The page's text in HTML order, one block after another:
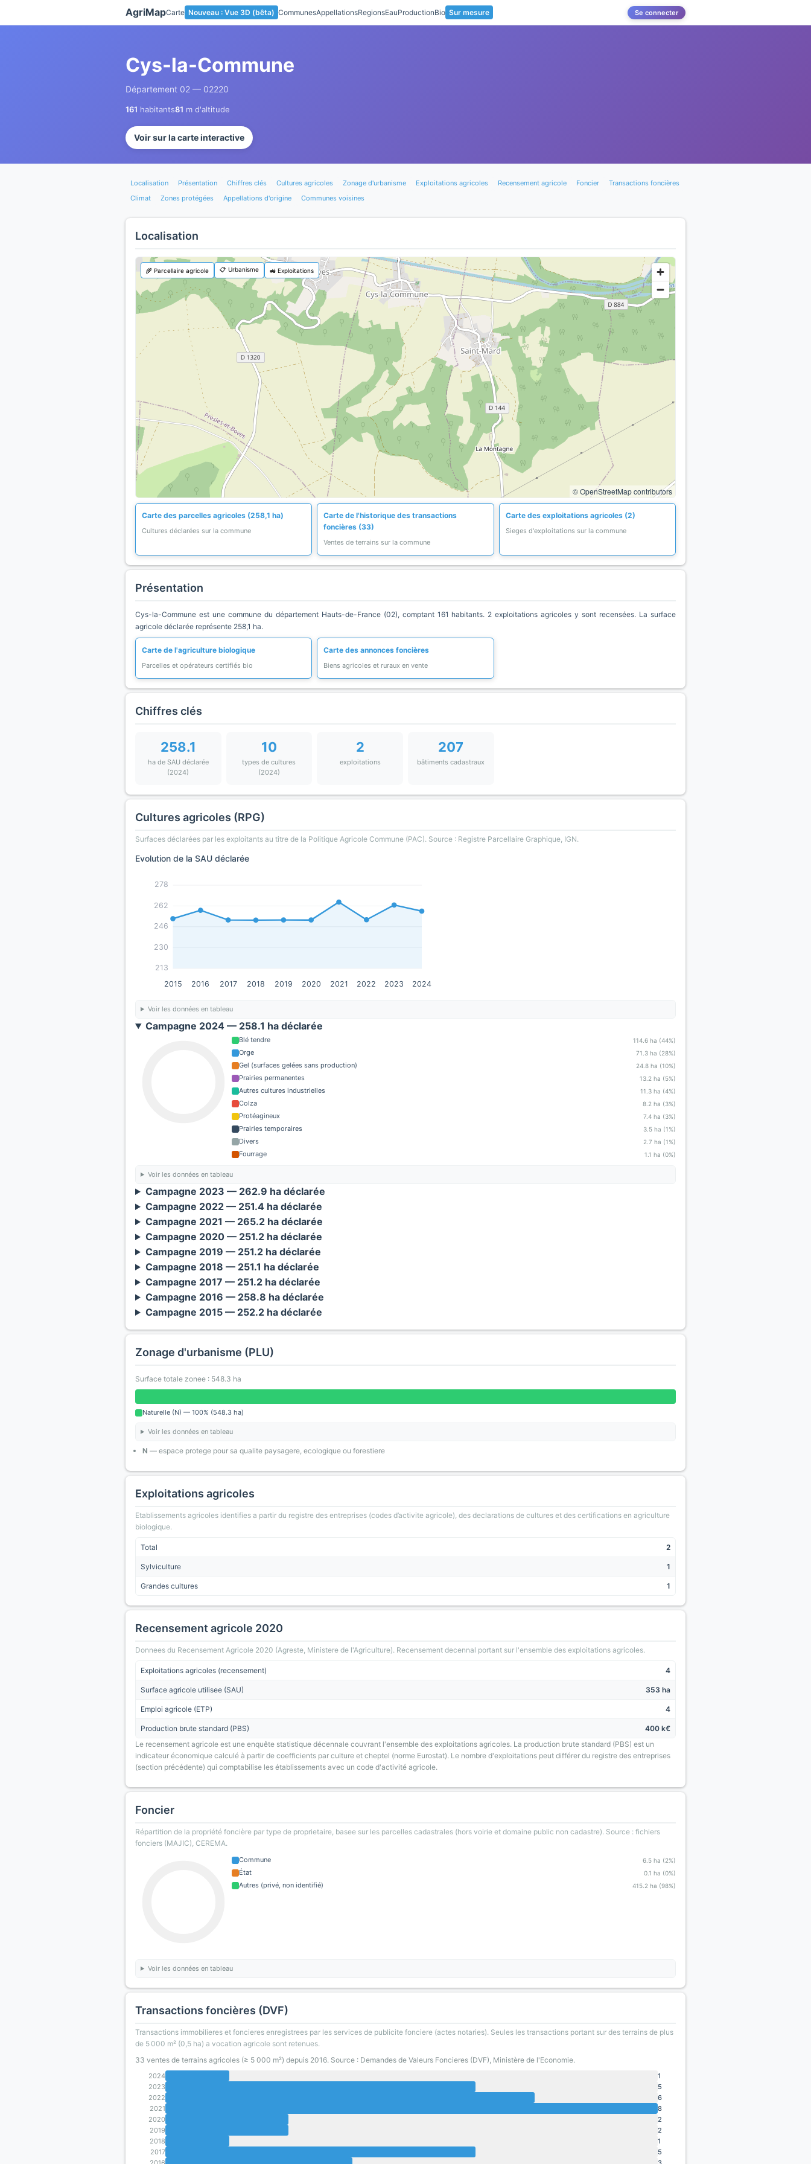
AgriMapCarte Nouveau : Vue 3D (bêta) CommunesAppellationsRegionsEauProductionBio Sur mesure Se connecter
Cys-la-Commune
Département 02 — 02220
161 habitants81 m d'altitude
Voir sur la carte interactive
Localisation Présentation Chiffres clés Cultures agricoles Zonage d'urbanisme Exploitations agricoles Recensement agricole Foncier
Transactions foncières
Climat
Zones protégées Appellations d'origine Communes voisines
Localisation
© OpenStreetMap contributors
🌾 Parcellaire agricole 📋 Urbanisme 🚜 Exploitations
Carte des parcelles agricoles (258,1 ha)
Cultures déclarées sur la commune
Carte de l'historique des transactions
foncières (33)
Ventes de terrains sur la commune
Carte des exploitations agricoles (2)
Sieges d'exploitations sur la commune
Présentation
Cys-la-Commune est une commune du département Hauts-de-France (02), comptant 161 habitants. 2 exploitations agricoles y sont recensées. La surface
agricole déclarée représente 258,1 ha.
Carte de l'agriculture biologique
Parcelles et opérateurs certifiés bio
Carte des annonces foncières
Biens agricoles et ruraux en vente
Chiffres clés
258.1
ha de SAU déclarée
(2024)
10
types de cultures
(2024)
2
exploitations
207
bâtiments cadastraux
Cultures agricoles (RPG)
Surfaces déclarées par les exploitants au titre de la Politique Agricole Commune (PAC). Source : Registre Parcellaire Graphique, IGN.
Evolution de la SAU déclarée
213
230
246
262
278
2015 2016 2017 2018 2019 2020 2021 2022 2023 2024
Voir les données en tableau
Campagne 2024 — 258.1 ha déclarée
Blé tendre 114.6 ha (44%)
Orge 71.3 ha (28%)
Gel (surfaces gelées sans production) 24.8 ha (10%)
Prairies permanentes 13.2 ha (5%)
Autres cultures industrielles 11.3 ha (4%)
Colza 8.2 ha (3%)
Protéagineux 7.4 ha (3%)
Prairies temporaires 3.5 ha (1%)
Divers 2.7 ha (1%)
Fourrage 1.1 ha (0%)
Voir les données en tableau
Campagne 2023 — 262.9 ha déclarée
Campagne 2022 — 251.4 ha déclarée
Campagne 2021 — 265.2 ha déclarée
Campagne 2020 — 251.2 ha déclarée
Campagne 2019 — 251.2 ha déclarée
Campagne 2018 — 251.1 ha déclarée
Campagne 2017 — 251.2 ha déclarée
Campagne 2016 — 258.8 ha déclarée
Campagne 2015 — 252.2 ha déclarée
Zonage d'urbanisme (PLU)
Surface totale zonee : 548.3 ha
Naturelle (N) — 100% (548.3 ha)
Voir les données en tableau
N — espace protege pour sa qualite paysagere, ecologique ou forestiere
Exploitations agricoles
Etablissements agricoles identifies a partir du registre des entreprises (codes d’activite agricole), des declarations de cultures et des certifications en agriculture
biologique.
Total 2
Sylviculture 1
Grandes cultures 1
Recensement agricole 2020
Donnees du Recensement Agricole 2020 (Agreste, Ministere de l'Agriculture). Recensement decennal portant sur l'ensemble des exploitations agricoles.
Exploitations agricoles (recensement) 4
Surface agricole utilisee (SAU) 353 ha
Emploi agricole (ETP) 4
Production brute standard (PBS)
400 k€
Le recensement agricole est une enquête statistique décennale couvrant l'ensemble des exploitations agricoles. La production brute standard (PBS) est un
indicateur économique calculé à partir de coefficients par culture et cheptel (norme Eurostat). Le nombre d'exploitations peut différer du registre des entreprises
(section précédente) qui comptabilise les établissements avec un code d'activité agricole.
Foncier
Répartition de la propriété foncière par type de proprietaire, basee sur les parcelles cadastrales (hors voirie et domaine public non cadastre). Source : fichiers
fonciers (MAJIC), CEREMA.
Commune 6.5 ha (2%)
État 0.1 ha (0%)
Autres (privé, non identifié) 415.2 ha (98%)
Voir les données en tableau
Transactions foncières (DVF)
Transactions immobilieres et foncieres enregistrees par les services de publicite fonciere (actes notaries). Seules les transactions portant sur des terrains de plus
de 5 000 m² (0,5 ha) a vocation agricole sont retenues.
33 ventes de terrains agricoles (≥ 5 000 m²) depuis 2016. Source : Demandes de Valeurs Foncieres (DVF), Ministère de l'Economie.
2024
1
2023
5
2022
6
2021
8
2020
2
2019
2
2018
1
2017
5
Panneau de gestion des cookies